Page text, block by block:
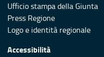
Ufficio stampa della Giunta
Press Regione
Logo e identità regionale
Accessibilità